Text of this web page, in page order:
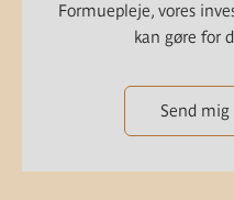
Formuepleje, vores
kan gøre for
Send